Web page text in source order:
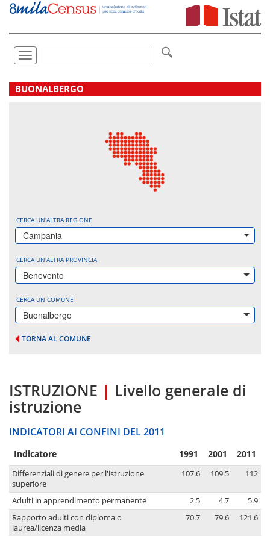
Vai
direttamente
Toggle
navigation
.
BUONALBERGO
CERCA UN'ALTRA REGIONE
Campania
CERCA UN'ALTRA PROVINCIA
Benevento
CERCA UN COMUNE
Buonalbergo
TORNA AL COMUNE
ISTRUZIONE | Livello generale di
istruzione
INDICATORI AI CONFINI DEL 2011
Indicatore 1991 2001 2011
Differenziali di genere per l'istruzione
superiore
107.6 109.5 112
Adulti in apprendimento permanente 2.5 4.7
5.9
Rapporto adulti con diploma o
laurea/licenza media
70.7 79.6 121.6